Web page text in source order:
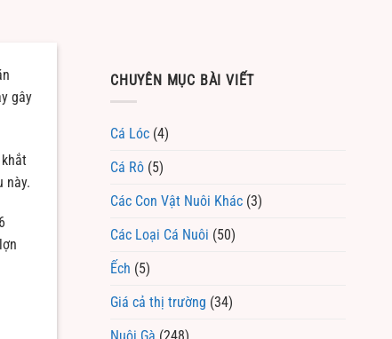
gây
này.
CHUYÊN MỤC BÀI VIẾT
Cá Lóc (4)
Cá Rô (5)
Các Con Vật Nuôi Khác (3)
Các Loại Cá Nuôi (50)
Ếch (5)
Giá cả thị trường (34)